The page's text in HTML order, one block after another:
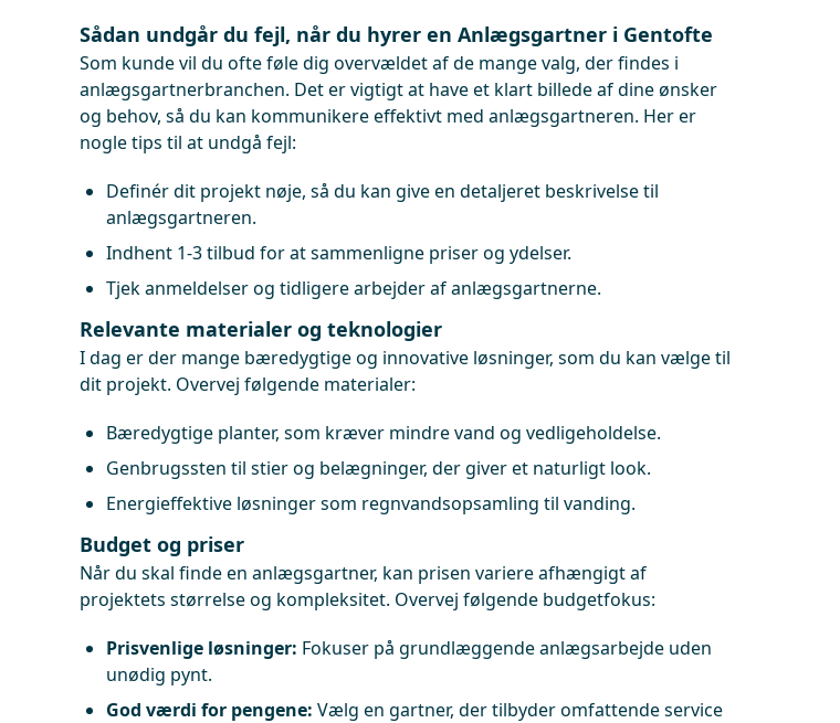
Sådan undgår du fejl, når du hyrer en Anlægsgartner i Gentofte
Som kunde vil du ofte føle dig overvældet af de mange valg, der findes i
anlægsgartnerbranchen. Det er vigtigt at have et klart billede af dine ønsker
og behov, så du kan kommunikere effektivt med anlægsgartneren. Her er
nogle tips til at undgå fejl:
Definér dit projekt nøje, så du kan give en detaljeret beskrivelse til
anlægsgartneren.
Indhent 1-3 tilbud for at sammenligne priser og ydelser.
Tjek anmeldelser og tidligere arbejder af anlægsgartnerne.
Relevante materialer og teknologier
I dag er der mange bæredygtige og innovative løsninger, som du kan vælge til
dit projekt. Overvej følgende materialer:
Bæredygtige planter, som kræver mindre vand og vedligeholdelse.
Genbrugssten til stier og belægninger, der giver et naturligt look.
Energieffektive løsninger som regnvandsopsamling til vanding.
Budget og priser
Når du skal finde en anlægsgartner, kan prisen variere afhængigt af
projektets størrelse og kompleksitet. Overvej følgende budgetfokus:
Prisvenlige løsninger: Fokuser på grundlæggende anlægsarbejde uden
unødig pynt.
God værdi for pengene: Vælg en gartner, der tilbyder omfattende service